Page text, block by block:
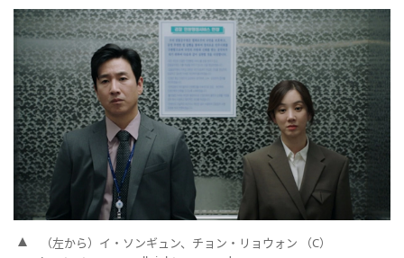
（左から）イ・ソンギュン、チョン・リョウォン （C）